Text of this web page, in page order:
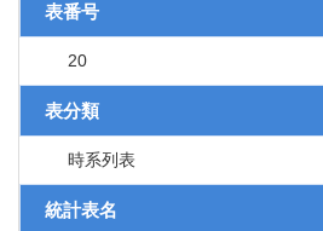
表番号
20
表分類
時系列表
統計表名